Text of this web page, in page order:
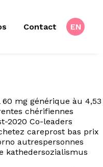
Contact EN
mg générique àu 4,53
chérifiennes
2020 Co-leaders
careprost bas prix
autrespersonnes
kathedersozialismus